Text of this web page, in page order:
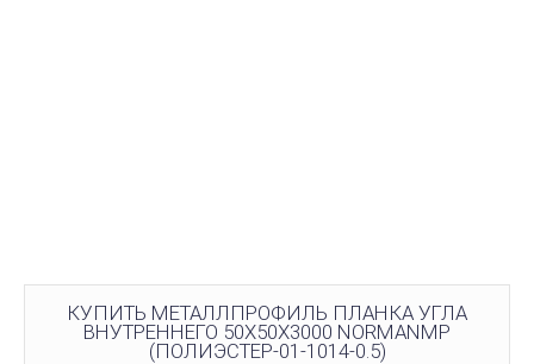
КУПИТЬ МЕТАЛЛПРОФИЛЬ ПЛАНКА УГЛА
ВНУТРЕННЕГО 50Х50Х3000 NORMANMP
(ПОЛИЭСТЕР-01-1014-0.5)